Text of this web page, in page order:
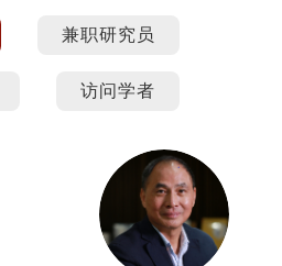
兼职研究员
访问学者